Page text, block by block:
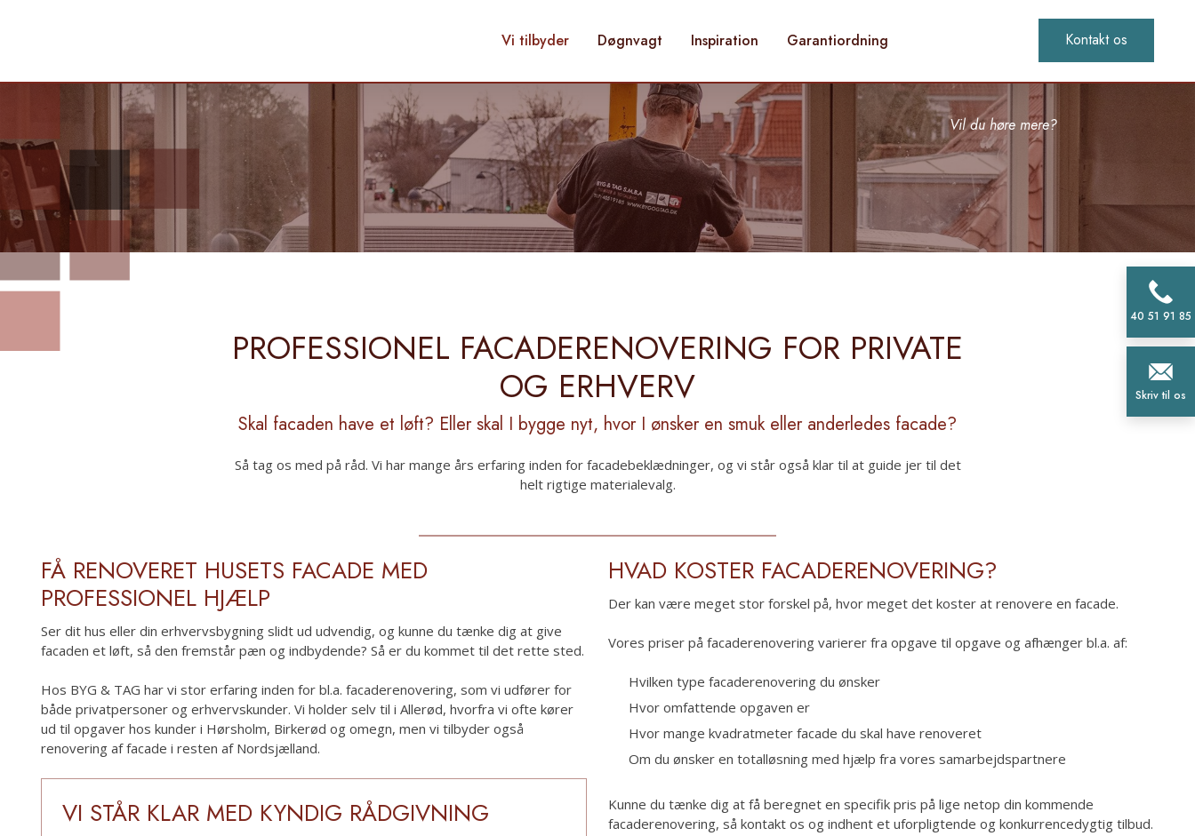
40 51 91 85
Skriv til os
Vi tilbyder Døgnvagt Inspiration Garantiordning Kontakt os​
Vil du høre mere?​
PROFESSIONEL FACADERENOVERING FOR PRIVATE
OG ERHVERV
Skal facaden have et løft? Eller skal I bygge nyt, hvor I ønsker en smuk eller anderledes facade?
Så tag os med på råd. Vi har mange års erfaring inden for facadebeklædninger, og vi står også klar til at guide jer til det
helt rigtige materialevalg.​​
​FÅ RENOVERET HUSETS FACADE MED
PROFESSIONEL HJÆLP
Ser dit hus eller din erhvervsbygning slidt ud udvendig, og kunne du tænke dig at give
facaden et løft, så den fremstår pæn og indbydende? Så er du kommet til det rette sted.
Hos BYG & TAG har vi stor erfaring inden for bl.a. facaderenovering, som vi udfører for
både privatpersoner og erhvervskunder. Vi holder selv til i Allerød, hvorfra vi ofte kører
ud til opgaver hos kunder i Hørsholm, Birkerød og omegn, men vi tilbyder også
renovering af facade i resten af Nordsjælland.​
VI STÅR KLAR MED KYNDIG RÅDGIVNING
HVAD KOSTER FACADERENOVERING?
Der kan være meget stor forskel på, hvor meget det koster at renovere en facade.
Vores priser på facaderenovering varierer fra opgave til opgave og afhænger bl.a. af:​
Hvilken type facaderenovering du ønsker
Hvor omfattende opgaven er
Hvor mange kvadratmeter facade du skal have renoveret
Om du ønsker en totalløsning med hjælp fra vores samarbejdspartnere
Kunne du tænke dig at få beregnet en specifik pris på lige netop din kommende
facaderenovering, så kontakt os og indhent et uforpligtende og konkurrencedygtig tilbud.